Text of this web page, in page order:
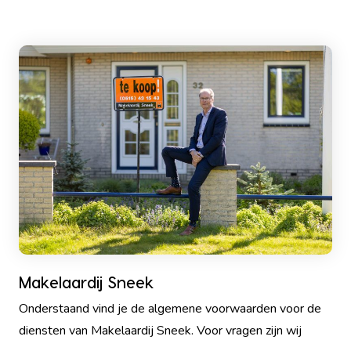
Makelaardij Sneek
Onderstaand vind je de algemene voorwaarden voor de
diensten van Makelaardij Sneek. Voor vragen zijn wij